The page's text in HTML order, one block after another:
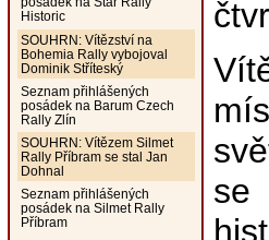
Historic
SOUHRN: Vítězství na
Bohemia Rally vybojoval
Dominik Stříteský
Seznam přihlášených
posádek na Barum Czech
Rally Zlín
SOUHRN: Vítězem Silmet
Rally Příbram se stal Jan
Dohnal
Seznam přihlášených
posádek na Silmet Rally
Příbram
se